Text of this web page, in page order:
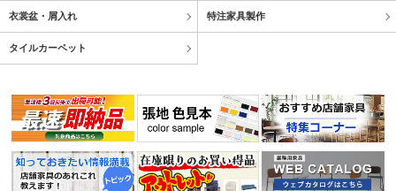
衣裳盆・屑入れ 特注家具製作
タイルカーペット